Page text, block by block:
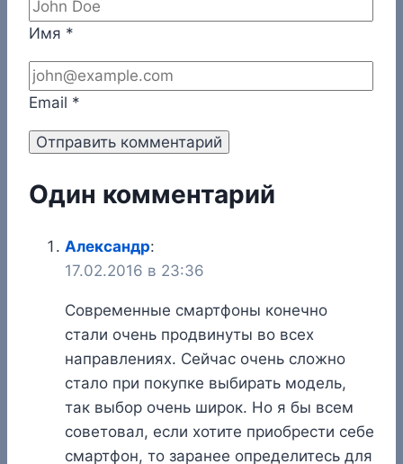
Имя *
Email *
Один комментарий
Александр:
17.02.2016 в 23:36
Современные смартфоны конечно
стали очень продвинуты во всех
направлениях. Сейчас очень сложно
стало при покупке выбирать модель,
так выбор очень широк. Но я бы всем
советовал, если хотите приобрести себе
смартфон, то заранее определитесь для